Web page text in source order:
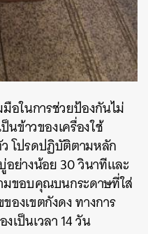
อในการช่วยป้องกันไม่
นข้าวของเครื่องใช้
โปรดปฏิบัติตามหลัก
ย่างน้อย 30 วินาทีและ
มขอบคุณบนกระดาษที่ใส่
องเขตกังดง ทางการ
เป็นเวลา 14 วัน